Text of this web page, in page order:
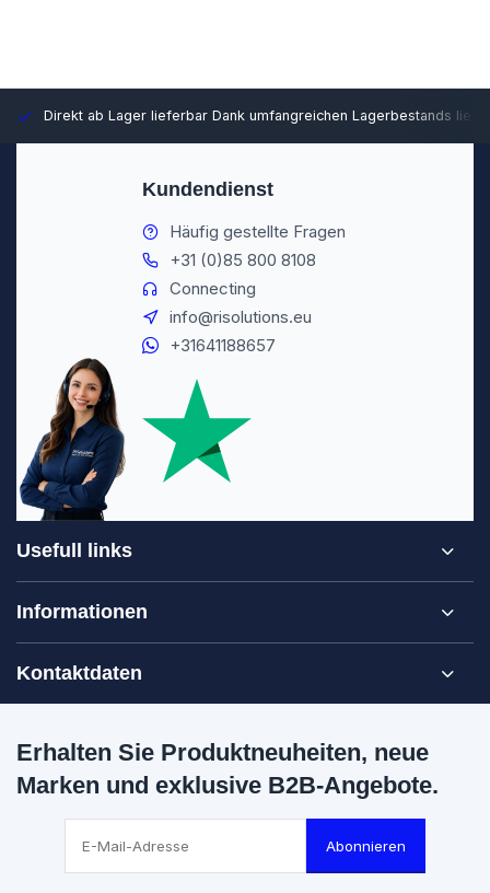
Direkt ab Lager lieferbar Dank umfangreichen Lagerbestands
Kundendienst
Häufig gestellte Fragen
+31 (0)85 800 8108
Connecting
info@risolutions.eu
+31641188657
Usefull links
Informationen
Kontaktdaten
Erhalten Sie Produktneuheiten, neue
Marken und exklusive B2B-Angebote.
Abonnieren